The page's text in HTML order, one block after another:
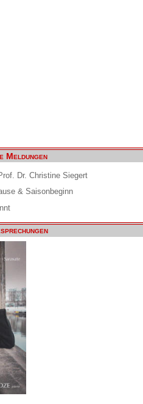
Meldungen
Dr. Christine Siegert
& Saisonbeginn